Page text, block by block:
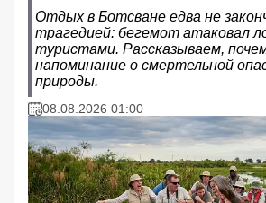
Отдых в Ботсване едва не
трагедией: бегемот атаковал
туристами. Рассказываем,
напоминание о смертельной
природы.
08.08.2026 01:00